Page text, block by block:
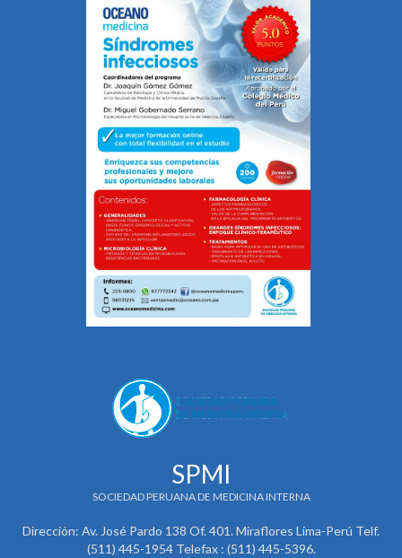
SPMI
SOCIEDAD PERUANA DE MEDICINA INTERNA
Dirección: Av. José Pardo 138 Of. 401. Miraflores Lima-Perú Telf.
(511) 445-1954 Telefax : (511) 445-5396.